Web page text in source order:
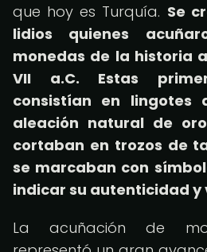
que hoy es Turquía. Se
lidios quienes
monedas de la historia
VII a.C. Estas
consistían en lingotes
aleación natural de
cortaban en trozos de
se marcaban con
indicar su autenticidad y
La acuñación de